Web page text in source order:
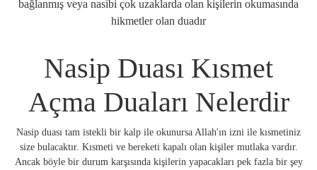
bağlanmış veya nasibi çok uzaklarda olan kişilerin okumasında
hikmetler olan duadır
Nasip Duası Kısmet
Açma Duaları Nelerdir
Nasip duası tam istekli bir kalp ile okunursa Allah'ın izni ile kısmetiniz
size bulacaktır. Kısmeti ve bereketi kapalı olan kişiler mutlaka vardır.
Ancak böyle bir durum karşısında kişilerin yapacakları pek fazla bir şey